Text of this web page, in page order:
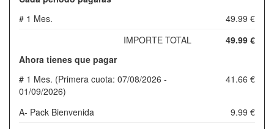
# 1 Mes.
49.99 €
IMPORTE TOTAL
49.99 €
Ahora tienes que pagar
# 1 Mes. (Primera cuota: 07/08/2026 -
01/09/2026)
41.66 €
A- Pack Bienvenida
9.99 €